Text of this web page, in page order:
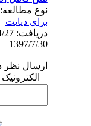
نوع مطالعه:
برای دیابت
1397/7/30
ارسال نظر